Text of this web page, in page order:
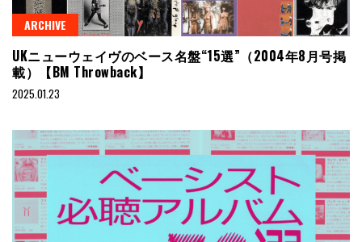
ARCHIVE
UKニューウェイヴのベース名盤“15選”（2004年8月号掲
載）【BM Throwback】
2025.01.23